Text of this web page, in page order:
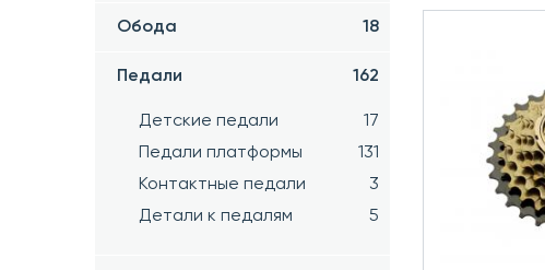
Обода 18
Педали 162
Детские педали
17
Педали платформы
131
Контактные педали
3
Детали к педалям
5